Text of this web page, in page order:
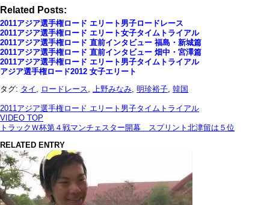
Related Posts:
2011アジア選手権ロード エリート男子ロードレース
2011アジア選手権ロード エリート女子タイムトライアル
2011アジア選手権ロード 直前インタビュー 福島・新城篇
2011アジア選手権ロード 直前インタビュー 畑中・宮澤篇
2011アジア選手権ロード エリート男子タイムトライアル
アジア選手権ロード2012 女子エリート
タグ: タイ , ロードレース, 上野みなみ, 明珍裕子, 韓国
2011アジア選手権ロード エリート男子タイムトライアル
VIDEO TOP
トラックＷ杯第４戦マンチェスター開幕 スプリント北津留は５位
RELATED ENTRY